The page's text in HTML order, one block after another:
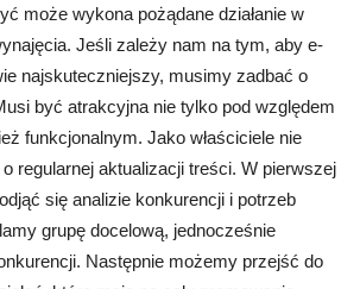
może wykona pożądane działanie w
Jeśli zależy nam na tym, aby e-
najskuteczniejszy, musimy zadbać o
być atrakcyjna nie tylko pod względem
funkcjonalnym. Jako właściciele nie
regularnej aktualizacji treści. W pierwszej
się analizie konkurencji i potrzeb
grupę docelową, jednocześnie
Następnie możemy przejść do